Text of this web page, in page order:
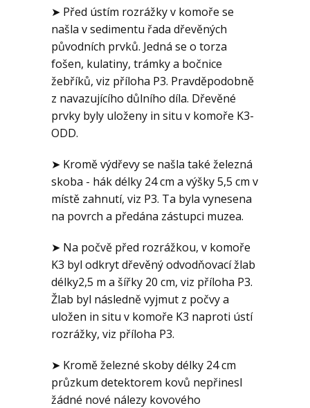
➤ Před ústím rozrážky v komoře se
našla v sedimentu řada dřevěných
původních prvků. Jedná se o torza
fošen, kulatiny, trámky a bočnice
žebříků, viz příloha P3. Pravděpodobně
z navazujícího důlního díla. Dřevěné
prvky byly uloženy in situ v komoře K3-
ODD.
➤ Kromě výdřevy se našla také železná
skoba - hák délky 24 cm a výšky 5,5 cm v
místě zahnutí, viz P3. Ta byla vynesena
na povrch a předána zástupci muzea.
➤ Na počvě před rozrážkou, v komoře
K3 byl odkryt dřevěný odvodňovací žlab
délky2,5 m a šířky 20 cm, viz příloha P3.
Žlab byl následně vyjmut z počvy a
uložen in situ v komoře K3 naproti ústí
rozrážky, viz příloha P3.
➤ Kromě železné skoby délky 24 cm
průzkum detektorem kovů nepřinesl
žádné nové nálezy kovového